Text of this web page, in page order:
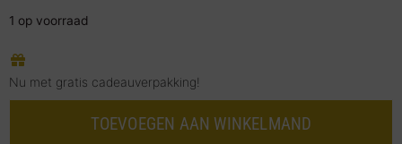
1 op voorraad
Nu met gratis cadeauverpakking!
TOEVOEGEN AAN WINKELMAND